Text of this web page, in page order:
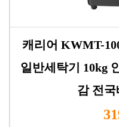
캐리어 KWMT-
일반세탁기 10kg
감 전국